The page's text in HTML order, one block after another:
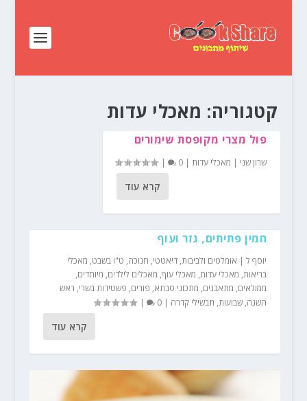
קטגוריה: מאכלי עדות
פול מצרי מקופסת שימורים
שרון שני | מאכלי עדות|
0
|
קרא עוד
חמין פתיתים, גזר ועוף
יוסף ל| אומלטים ולביבות, דיאטטי, חנוכה, ט"ו בשבט, מאכלי
בריאות, מאכלי עדות, מאכלי עוף, מאכלים לילדים, מיוחדים,
ממולאים, מתאבנים, מתכוני סבתא, פורים, פשטידות בשרי, ראש
השנה, שבועות, תבשילי קדרה |
0
|
קרא עוד